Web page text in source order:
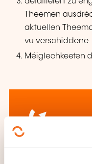
Theemen
aktuellen
vu verschiddene
Méiglechkeeten